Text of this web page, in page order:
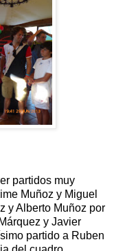
partidos muy
Muñoz y Miguel
y Alberto Muñoz por
y Javier
partido a Ruben